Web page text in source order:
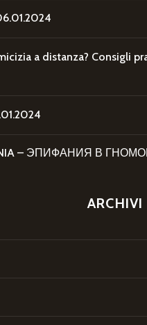
a distanza? Consigli
– ЭПИФАНИЯ В
ARCHIVI